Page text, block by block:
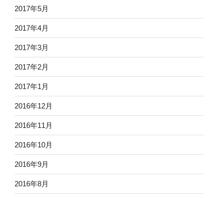
2017年5月
2017年4月
2017年3月
2017年2月
2017年1月
2016年12月
2016年11月
2016年10月
2016年9月
2016年8月